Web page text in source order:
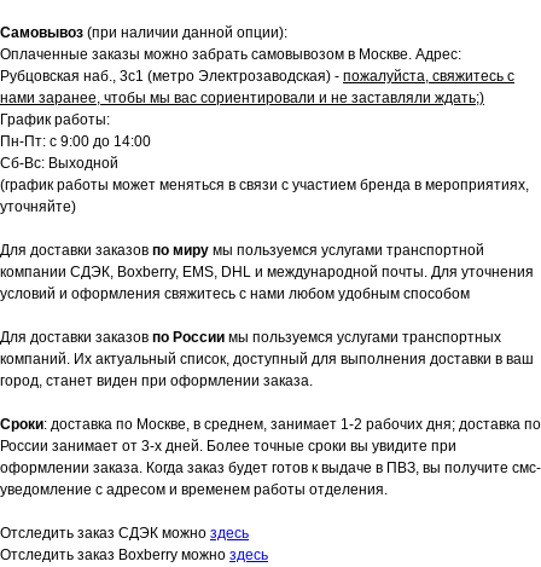
Самовывоз (при наличии данной опции):
Оплаченные заказы можно забрать самовывозом в Москве. Адрес:
Рубцовская наб., 3с1 (метро Электрозаводская) - пожалуйста, свяжитесь с
нами заранее, чтобы мы вас сориентировали и не заставляли ждать;)
График работы:
Пн-Пт: с 9:00 до 14:00
Сб-Вс: Выходной
(график работы может меняться в связи с участием бренда в мероприятиях,
уточняйте)
Для доставки заказов по миру мы пользуемся услугами транспортной
компании СДЭК, Boxberry, EMS, DHL и международной почты. Для уточнения
условий и оформления свяжитесь с нами любом удобным способом
Для доставки заказов по России мы пользуемся услугами транспортных
компаний. Их актуальный список, доступный для выполнения доставки в ваш
город, станет виден при оформлении заказа.
Сроки: доставка по Москве, в среднем, занимает 1-2 рабочих дня; доставка по
России занимает от 3-х дней. Более точные сроки вы увидите при
оформлении заказа. Когда заказ будет готов к выдаче в ПВЗ, вы получите смс-
уведомление с адресом и временем работы отделения.
Отследить заказ СДЭК можно здесь
Отследить заказ Boxberry можно здесь